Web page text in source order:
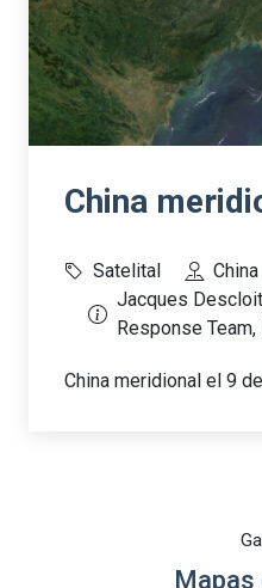
China
Satelital
China
Jacques
Response Team,
China meridional el 9
Mapas